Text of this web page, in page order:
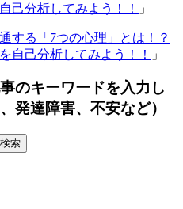
己分析してみよう！！
」
する「7つの心理」とは！？
自己分析してみよう！！
」
のキーワードを入力し
発達障害、不安など）